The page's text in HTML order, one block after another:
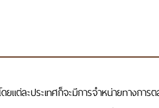
ะประเทศก็จะมีการจำหน่ายทางการต